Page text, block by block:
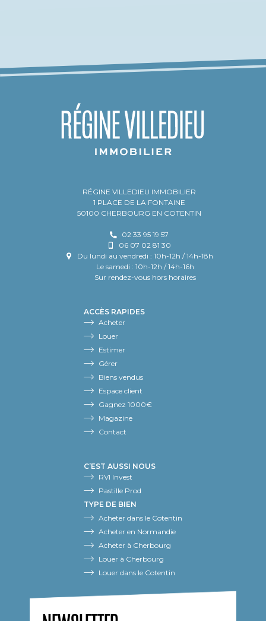
RÉGINE VILLEDIEU IMMOBILIER
1 PLACE DE LA FONTAINE
50100 CHERBOURG EN COTENTIN
02 33 95 19 57
06 07 02 81 30
Du lundi au vendredi : 10h-12h / 14h-18h
Le samedi : 10h-12h / 14h-16h
Sur rendez-vous hors horaires
ACCÈS RAPIDES
Acheter
Louer
Estimer
Gérer
Biens vendus
Espace client
Gagnez 1000€
Magazine
Contact
C’EST AUSSI NOUS
RVI Invest
Pastille Prod
TYPE DE BIEN
Acheter dans le Cotentin
Acheter en Normandie
Acheter à Cherbourg
Louer à Cherbourg
Louer dans le Cotentin